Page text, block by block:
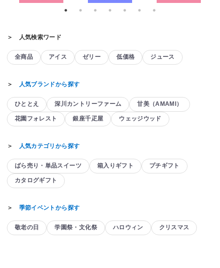
＞ 人気検索ワード
全商品 アイス ゼリー 低価格 ジュース
＞ 人気ブランドから探す
ひととえ 深川カントリーファーム 甘美（AMAMI）
花園フォレスト 銀座千疋屋 ウェッジウッド
＞ 人気カテゴリから探す
ばら売り・単品スイーツ 箱入りギフト プチギフト
カタログギフト
＞ 季節イベントから探す
敬老の日 学園祭・文化祭 ハロウィン クリスマス